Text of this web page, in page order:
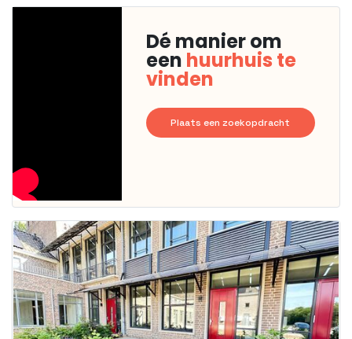
Dé manier om
een huurhuis te
vinden
Plaats een zoekopdracht
Deze woning
is
waarschijnlijk
al verhuurd
Om kans te
maken moet je
binnen 15
minuten
reageren.